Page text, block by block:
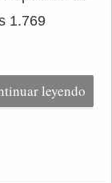
1.769
leyendo